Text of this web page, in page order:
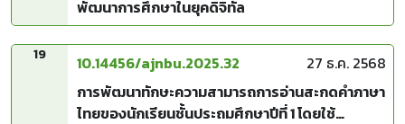
พัฒนาการศึกษาในยุคดิจิทัล
19 10.14456/ajnbu.2025.32
27 ธ.ค. 2568
การพัฒนาทักษะความสามารถการอ่านสะกดคำภาษา
ไทยของนักเรียนชั้นประถมศึกษาปีที่ 1 โดยใช้